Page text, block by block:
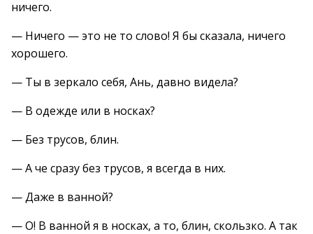
ничего.
— Ничего — это не то слово! Я бы сказала, ничего
хорошего.
— Ты в зеркало себя, Ань, давно видела?
— В одежде или в носках?
— Без трусов, блин.
— А че сразу без трусов, я всегда в них.
— Даже в ванной?
— О! В ванной я в носках, а то, блин, скользко. А так